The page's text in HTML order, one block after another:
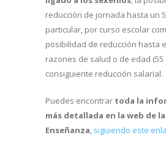
reducción de jornada hasta un
particular, por curso escolar
posibilidad de reducción hasta
razones de salud o de edad (55
consiguiente reducción salarial.
Puedes encontrar toda la
más detallada en la web de
Enseñanza, siguiendo este